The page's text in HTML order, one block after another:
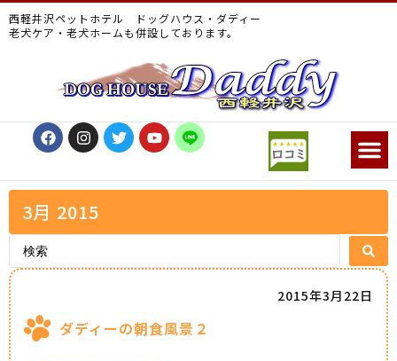
西軽井沢ペットホテル ドッグハウス・ダディー
老犬ケア・老犬ホームも併設しております。
3月 2015
ダディーの朝食風景２
2015年3月22日